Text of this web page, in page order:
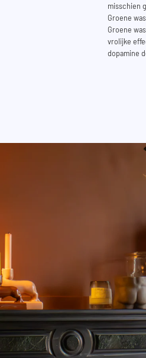
misschien
Groene
Groene
vrolijke
dopamine